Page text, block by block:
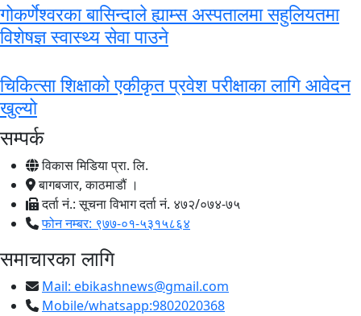
गोकर्णेश्वरका बासिन्दाले ह्याम्स अस्पतालमा सहुलियतमा
विशेषज्ञ स्वास्थ्य सेवा पाउने
चिकित्सा शिक्षाको एकीकृत प्रवेश परीक्षाका लागि आवेदन
खुल्यो
सम्पर्क
विकास मिडिया प्रा. लि.
बागबजार, काठमाडौं ।
दर्ता नं.: सूचना विभाग दर्ता नं. ४७२/०७४-७५
फोन नम्बर: ९७७-०१-५३१५८६४
समाचारका लागि
Mail: ebikashnews@gmail.com
Mobile/whatsapp:9802020368